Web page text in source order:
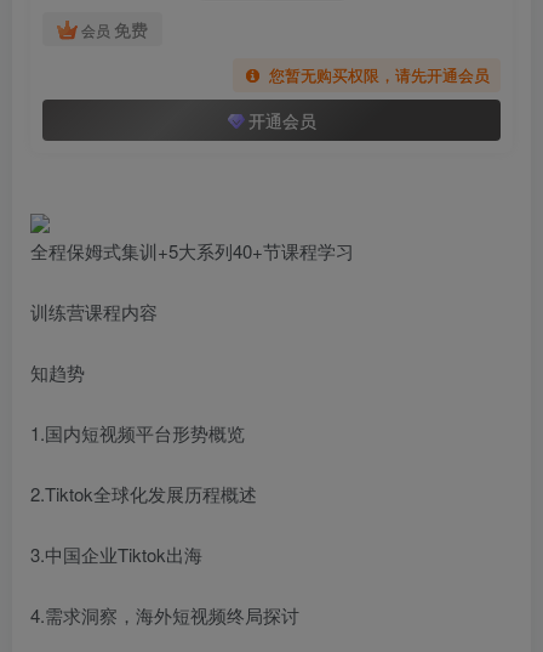
会员 免费
您暂无购买权限，请先开通会员
开通会员
全程保姆式集训+5大系列40+节课程学习
训练营课程内容
知趋势
1.国内短视频平台形势概览
2.Tiktok全球化发展历程概述
3.中国企业Tiktok出海
4.需求洞察，海外短视频终局探讨